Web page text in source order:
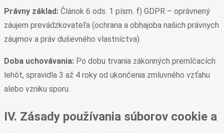
Právny základ: Článok 6 ods. 1 písm. f) GDPR – oprávnený
záujem prevádzkovateľa (ochrana a obhajoba našich právnych
záujmov a práv duševného vlastníctva).
Doba uchovávania: Po dobu trvania zákonných premlčacích
lehôt, spravidla 3 až 4 roky od ukončenia zmluvného vzťahu
alebo vzniku sporu.
IV. Zásady používania súborov cookie a